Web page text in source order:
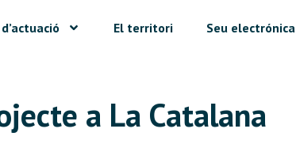
El territori Seu electrónica
a La Catalana